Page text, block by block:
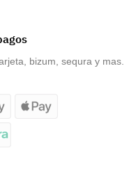
bizum, sequra y mas.